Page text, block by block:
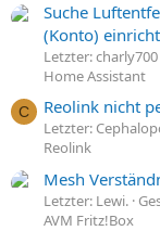
Suche
(Konto)
Letzter: charly700
Home Assistant
C Reolink nicht
Letzter:
Reolink
Mesh
Letzter: Lewi.
AVM Fritz!Box